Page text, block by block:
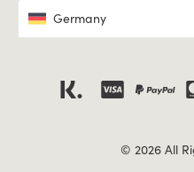
© 2026 All
Germany